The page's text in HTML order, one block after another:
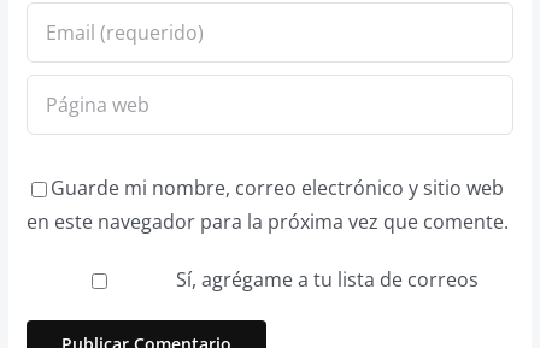
Guarde mi nombre, correo electrónico y sitio web
en este navegador para la próxima vez que comente.
Sí, agrégame a tu lista de correos